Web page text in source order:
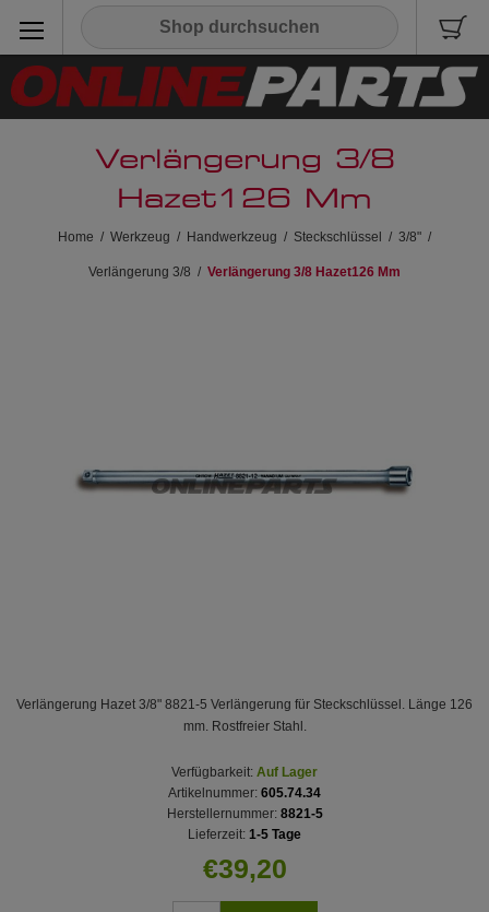
Verlängerung 3/8
Hazet126 Mm
Home / Werkzeug / Handwerkzeug / Steckschlüssel / 3/8" /
Verlängerung 3/8 / Verlängerung 3/8 Hazet126 Mm
Verlängerung Hazet 3/8" 8821-5 Verlängerung für Steckschlüssel. Länge 126
mm. Rostfreier Stahl.
Verfügbarkeit: Auf Lager
Artikelnummer: 605.74.34
Herstellernummer: 8821-5
Lieferzeit: 1-5 Tage
€39,20